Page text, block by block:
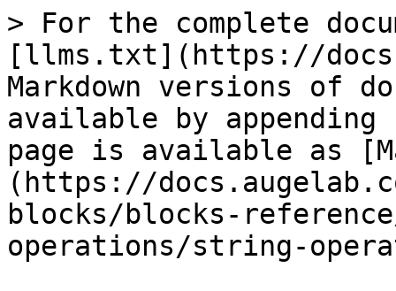
> For the complete
[llms.txt](https://
Markdown versions of
available by
page is available as
(https://
blocks/blocks-
operations/string-